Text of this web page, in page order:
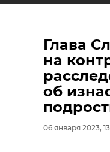
Глава
на
об
06 января 2023,